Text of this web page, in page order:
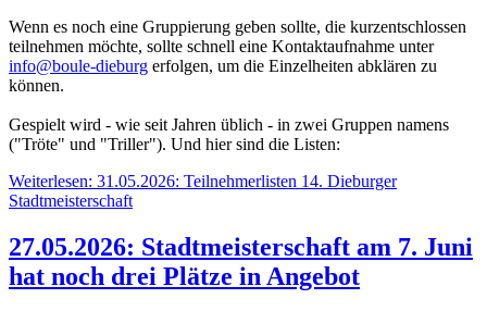
Wenn es noch eine Gruppierung geben sollte, die kurzentschlossen
teilnehmen möchte, sollte schnell eine Kontaktaufnahme unter
info@boule-dieburg erfolgen, um die Einzelheiten abklären zu
können.
Gespielt wird - wie seit Jahren üblich - in zwei Gruppen namens
("Tröte" und "Triller"). Und hier sind die Listen:
Weiterlesen: 31.05.2026: Teilnehmerlisten 14. Dieburger
Stadtmeisterschaft
27.05.2026: Stadtmeisterschaft am 7. Juni
hat noch drei Plätze in Angebot